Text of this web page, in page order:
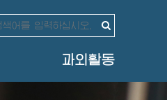
과외활동